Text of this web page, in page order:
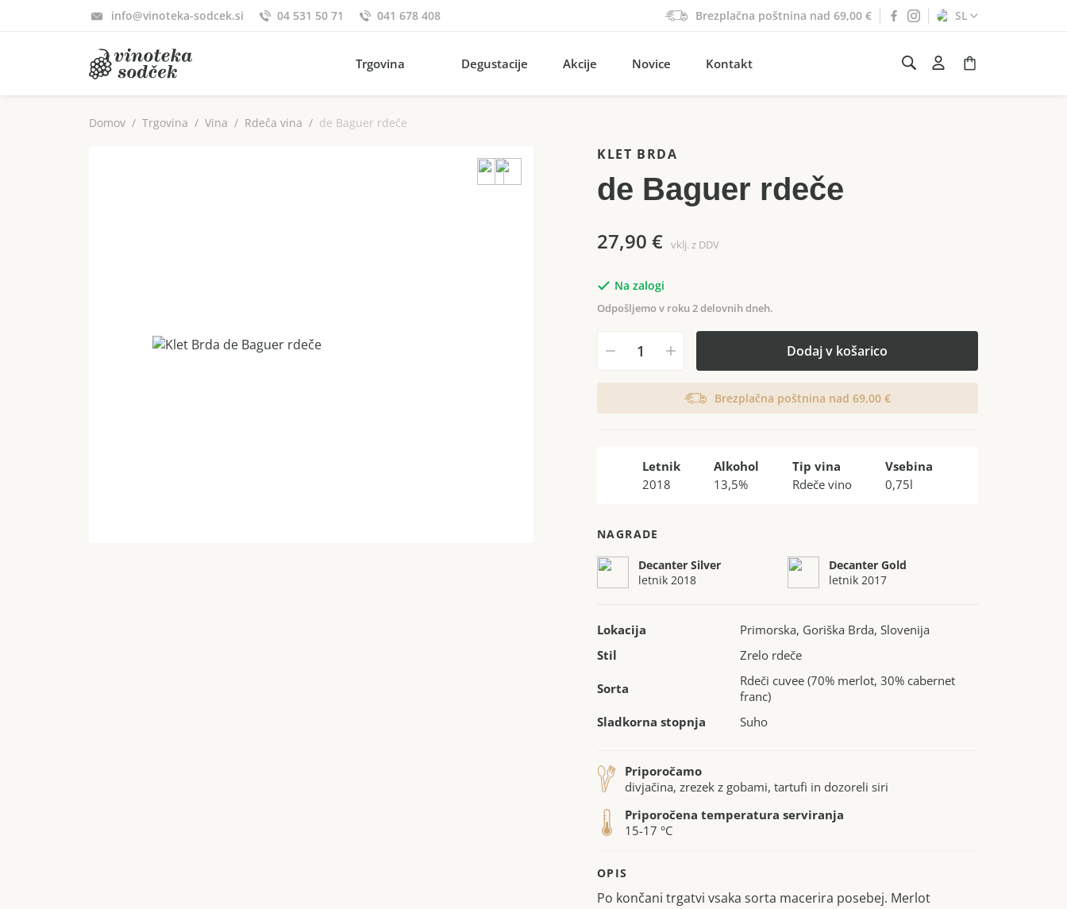
info@vinoteka-sodcek.si 04 531 50 71 041 678 408 Brezplačna poštnina nad 69,00 € SL
Trgovina Degustacije Akcije Novice Kontakt
Domov Trgovina Vina Rdeča vina de Baguer rdeče
KLET BRDA
de Baguer rdeče
27,90 € vklj. z DDV
Na zalogi
Odpošljemo v roku 2 delovnih dneh.
Dodaj v košarico
Brezplačna poštnina nad 69,00 €
Letnik
2018
Alkohol
13,5%
Tip vina
Rdeče vino
Vsebina
0,75l
NAGRADE
Decanter Silver
letnik 2018
Decanter Gold
letnik 2017
Lokacija
Primorska, Goriška Brda, Slovenija
Stil
Zrelo rdeče
Sorta
Rdeči cuvee (70% merlot, 30% cabernet
franc)
Sladkorna stopnja
Suho
Priporočamo
divjačina, zrezek z gobami, tartufi in dozoreli siri
Priporočena temperatura serviranja
15-17 °C
OPIS
Po končani trgatvi vsaka sorta macerira posebej. Merlot